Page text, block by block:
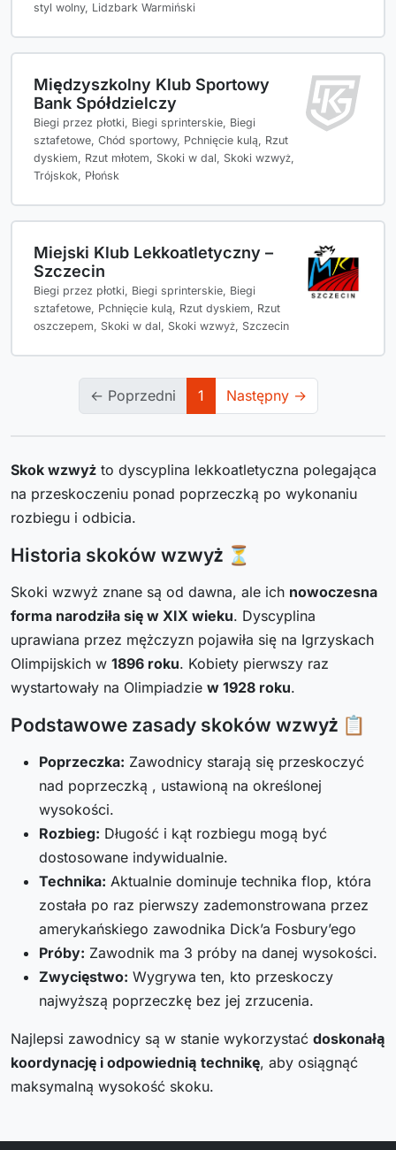
styl wolny, Lidzbark Warmiński
Międzyszkolny Klub Sportowy
Bank Spółdzielczy
Biegi przez płotki, Biegi sprinterskie, Biegi
sztafetowe, Chód sportowy, Pchnięcie kulą, Rzut
dyskiem, Rzut młotem, Skoki w dal, Skoki wzwyż,
Trójskok, Płońsk
Miejski Klub Lekkoatletyczny –
Szczecin
Biegi przez płotki, Biegi sprinterskie, Biegi
sztafetowe, Pchnięcie kulą, Rzut dyskiem, Rzut
oszczepem, Skoki w dal, Skoki wzwyż, Szczecin
← Poprzedni 1 Następny →
Skok wzwyż to dyscyplina lekkoatletyczna polegająca
na przeskoczeniu ponad poprzeczką po wykonaniu
rozbiegu i odbicia.
Historia skoków wzwyż ⏳
Skoki wzwyż znane są od dawna, ale ich nowoczesna
forma narodziła się w XIX wieku. Dyscyplina
uprawiana przez mężczyzn pojawiła się na Igrzyskach
Olimpijskich w 1896 roku. Kobiety pierwszy raz
wystartowały na Olimpiadzie w 1928 roku.
Podstawowe zasady skoków wzwyż 📋
Poprzeczka: Zawodnicy starają się przeskoczyć
nad poprzeczką , ustawioną na określonej
wysokości.
Rozbieg: Długość i kąt rozbiegu mogą być
dostosowane indywidualnie.
Technika: Aktualnie dominuje technika flop, która
została po raz pierwszy zademonstrowana przez
amerykańskiego zawodnika Dick’a Fosbury’ego
Próby: Zawodnik ma 3 próby na danej wysokości.
Zwycięstwo: Wygrywa ten, kto przeskoczy
najwyższą poprzeczkę bez jej zrzucenia.
Najlepsi zawodnicy są w stanie wykorzystać doskonałą
koordynację i odpowiednią technikę, aby osiągnąć
maksymalną wysokość skoku.